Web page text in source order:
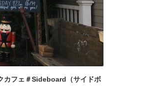
カフェ＃Sideboard（サイドボ